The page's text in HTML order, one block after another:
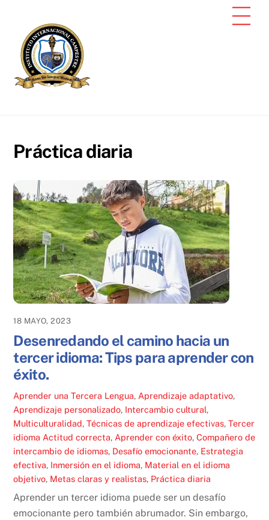
content
Práctica diaria
18 MAYO, 2023
Desenredando el camino hacia un
tercer idioma: Tips para aprender con
éxito.
Aprender una Tercera Lengua, Aprendizaje adaptativo,
Aprendizaje personalizado, Intercambio cultural,
Multiculturalidad,Técnicas de aprendizaje efectivas,Tercer
idioma Actitud correcta, Aprender con éxito,Compañero de
intercambio de idiomas, Desafío emocionante, Estrategia
efectiva, Inmersión en el idioma, Material en el idioma
objetivo, Metas claras y realistas, Práctica diaria
Aprender un tercer idioma puede ser un desafío
emocionante pero también abrumador. Sin embargo,